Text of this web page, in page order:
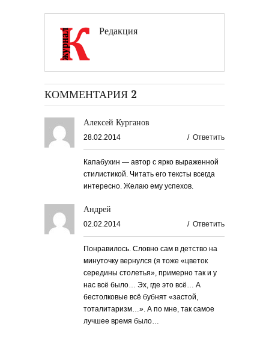
Редакция
КОММЕНТАРИЯ 2
Алексей Курганов
28.02.2014 / Ответить
Капабухин — автор с ярко выраженной
стилистикой. Читать его тексты всегда
интересно. Желаю ему успехов.
Андрей
02.02.2014 / Ответить
Понравилось. Словно сам в детство на
минуточку вернулся (я тоже «цветок
середины столетья», примерно так и у
нас всё было… Эх, где это всё… А
бестолковые всё бубнят «застой,
тоталитаризм…». А по мне, так самое
лучшее время было…